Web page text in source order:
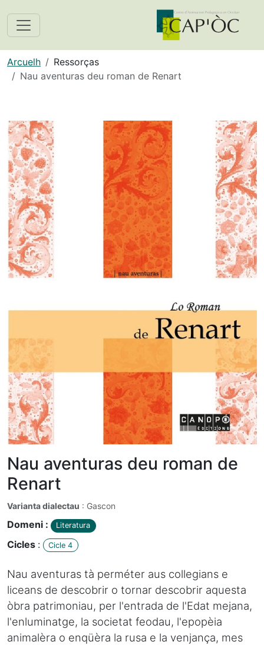
Arcuelh
Ressorças
Nau aventuras deu roman de Renart
Nau aventuras deu roman de
Renart
Varianta dialectau : Gascon
Domeni : Literatura
Cicles : Cicle 4
Nau aventuras tà perméter aus collegians e
liceans de descobrir o tornar descobrir aquesta
òbra patrimoniau, per l'entrada de l'Edat mejana,
l'enluminatge, la societat feodau, l'epopèia
animalèra o enqüèra la rusa e la venjança, mes